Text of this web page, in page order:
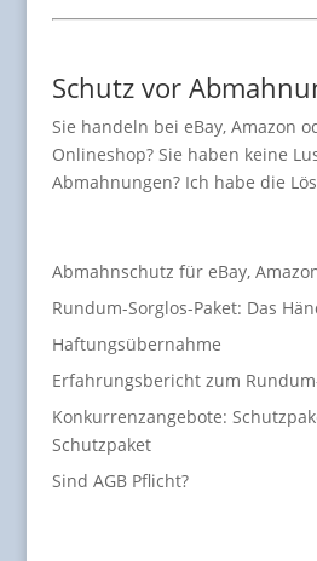
Schutz vor
Sie handeln bei eBay, Amazon
Onlineshop? Sie haben keine
Abmahnungen? Ich habe die
Abmahnschutz für eBay,
Rundum-Sorglos-Paket: Das
Haftungsübernahme
Erfahrungsbericht zum
Konkurrenzangebote:
Schutzpaket
Sind AGB Pflicht?